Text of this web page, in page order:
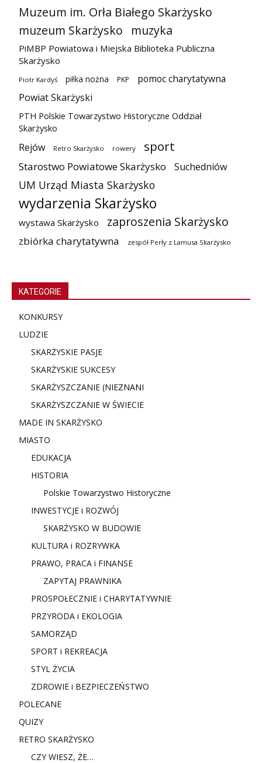
Muzeum im. Orła Białego Skarżysko
muzeum Skarżysko
muzyka
PiMBP Powiatowa i Miejska Biblioteka Publiczna
Skarżysko
Piotr Kardyś piłka nożna PKP
pomoc charytatywna
Powiat Skarżyski
PTH Polskie Towarzystwo Historyczne Oddział
Skarżysko
Rejów Retro Skarżysko rowery sport
Starostwo Powiatowe Skarżysko Suchedniów
UM Urząd Miasta Skarżysko
wydarzenia Skarżysko
wystawa Skarżysko zaproszenia Skarżysko
zbiórka charytatywna zespół Perły z Lamusa Skarżysko
KATEGORIE
KONKURSY
LUDZIE
SKARŻYSKIE PASJE
SKARŻYSKIE SUKCESY
SKARŻYSZCZANIE (NIEZNANI
SKARŻYSZCZANIE W ŚWIECIE
MADE IN SKARŻYSKO
MIASTO
EDUKACJA
HISTORIA
Polskie Towarzystwo Historyczne
INWESTYCJE i ROZWÓJ
SKARŻYSKO W BUDOWIE
KULTURA i ROZRYWKA
PRAWO, PRACA i FINANSE
ZAPYTAJ PRAWNIKA
PROSPOŁECZNIE i CHARYTATYWNIE
PRZYRODA i EKOLOGIA
SAMORZĄD
SPORT i REKREACJA
STYL ŻYCIA
ZDROWIE i BEZPIECZEŃSTWO
POLECANE
QUIZY
RETRO SKARŻYSKO
CZY WIESZ, ŻE…